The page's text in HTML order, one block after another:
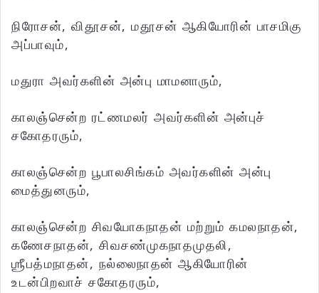
நிரோசன், விதூசன், மதூசன் ஆகியோரின் பாசமிகு
அப்பாவும்,
மதுரா அவர்களின் அன்பு மாமனாரும்,
காலஞ்சென்ற ரட்ணமலர் அவர்களின் அன்புச்
சகோதரரும்,
காலஞ்சென்ற பூபாலசிங்கம் அவர்களின் அன்பு
மைத்துனரும்,
காலஞ்சென்ற சிவயோகநாதன் மற்றும் கமலநாதன்,
கணேசநாதன், சிவசண்முகநாதமுதலி,
ஶ்ரீபத்மநாதன், நல்லைநாதன் ஆகியோரின்
உடன்பிறவாச் சகோதரரும்,